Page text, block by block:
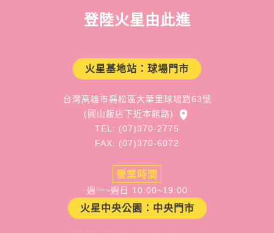
登陸火星由此進
火星基地站：球場門市
台灣高雄市鳥松區大華里球場路63號
(圓山飯店下近本館路)
TEL: (07)370-2775
FAX: (07)370-6072
營業時間
週一~週日 10:00~19:00
火星中央公園：中央門市